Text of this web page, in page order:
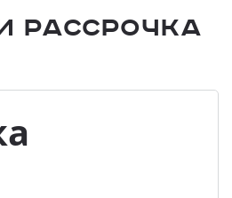
Рассрочка